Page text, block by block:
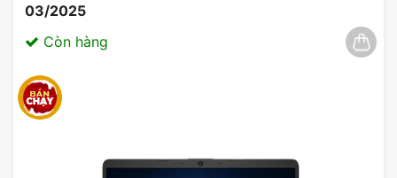
03/2025
Còn hàng